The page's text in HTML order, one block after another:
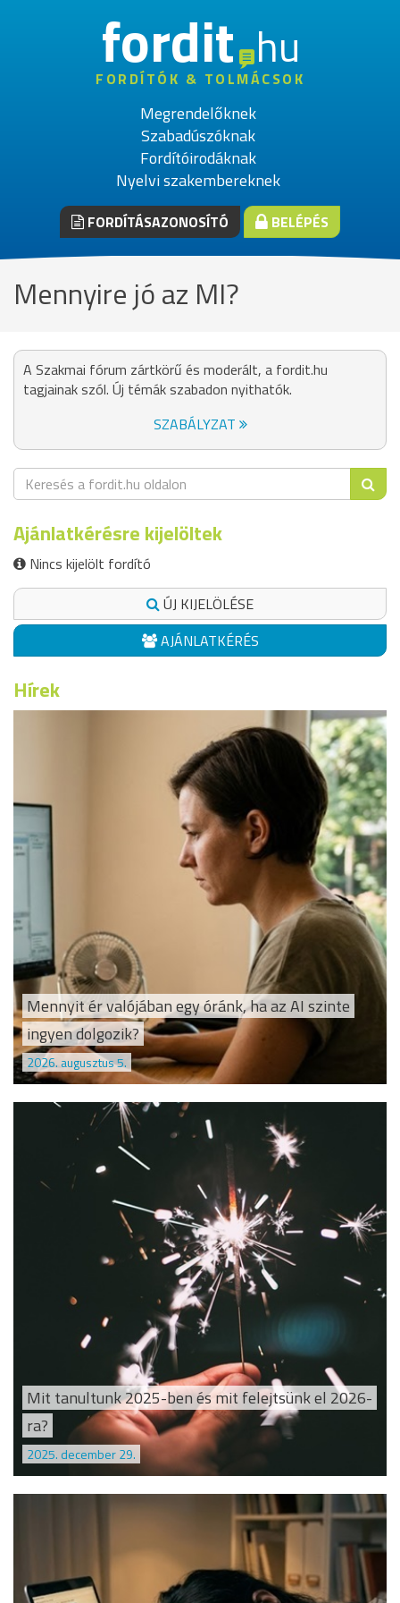
fordithu
FORDÍTÓK & TOLMÁCSOK
Megrendelőknek
Szabadúszóknak
Fordítóirodáknak
Nyelvi szakembereknek
FORDÍTÁSAZONOSÍTÓ BELÉPÉS
Mennyire jó az MI?
A Szakmai fórum zártkörű és moderált, a fordit.hu
tagjainak szól. Új témák szabadon nyithatók.
SZABÁLYZAT
Ajánlatkérésre kijelöltek
Nincs kijelölt fordító
ÚJ KIJELÖLÉSE
AJÁNLATKÉRÉS
Hírek
Mennyit ér valójában egy óránk, ha az AI szinte
ingyen dolgozik?
2026. augusztus 5.
Mit tanultunk 2025-ben és mit felejtsünk el 2026-
ra?
2025. december 29.